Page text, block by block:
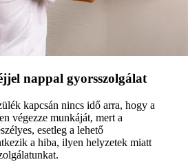
nappal gyorsszolgálat
kapcsán nincs idő arra, hogy a
végezze munkáját, mert a
esetleg a lehető
a hiba, ilyen helyzetek miatt